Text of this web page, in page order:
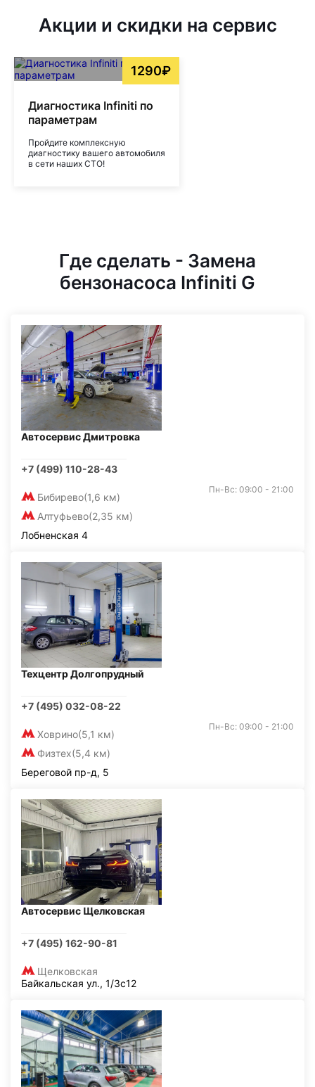
Акции и скидки на сервис
1290₽
Диагностика Infiniti по
параметрам
Пройдите комплексную
диагностику вашего автомобиля
в сети наших СТО!
Где сделать - Замена
бензонасоса Infiniti G
Автосервис Дмитровка
+7 (499) 110-28-43
Бибирево(1,6 км)
Алтуфьево(2,35 км)
Пн-Вс: 09:00 - 21:00
Лобненская 4
Техцентр Долгопрудный
+7 (495) 032-08-22
Ховрино(5,1 км)
Физтех(5,4 км)
Пн-Вс: 09:00 - 21:00
Береговой пр-д, 5
Автосервис Щелковская
+7 (495) 162-90-81
Щелковская
Байкальская ул., 1/3с12